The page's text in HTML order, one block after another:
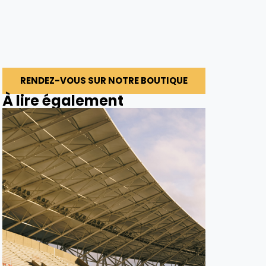
RENDEZ-VOUS SUR NOTRE BOUTIQUE
À lire également